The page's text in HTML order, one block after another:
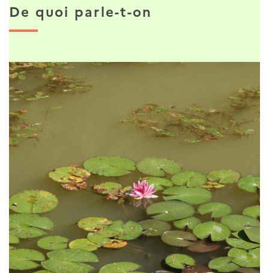
De quoi parle-t-on